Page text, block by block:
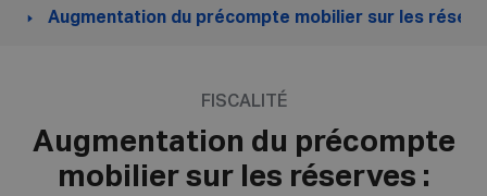
Augmentation du précompte mobilier sur les
FISCALITÉ
Augmentation du précompte
mobilier sur les réserves :